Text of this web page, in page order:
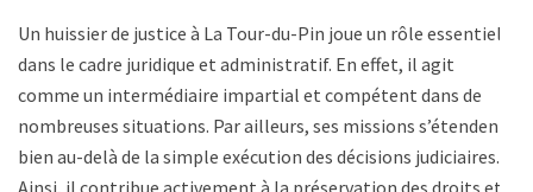
Un huissier de justice à La Tour-du-Pin joue un rôle essentiel
dans le cadre juridique et administratif. En effet, il agit
comme un intermédiaire impartial et compétent dans de
nombreuses situations. Par ailleurs, ses missions s’étendent
bien au-delà de la simple exécution des décisions judiciaires.